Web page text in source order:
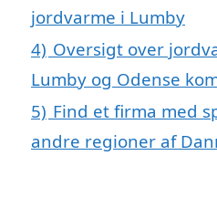
jordvarme i Lumby
4) Oversigt over
Lumby og Odense
5) Find et firma med
andre regioner af